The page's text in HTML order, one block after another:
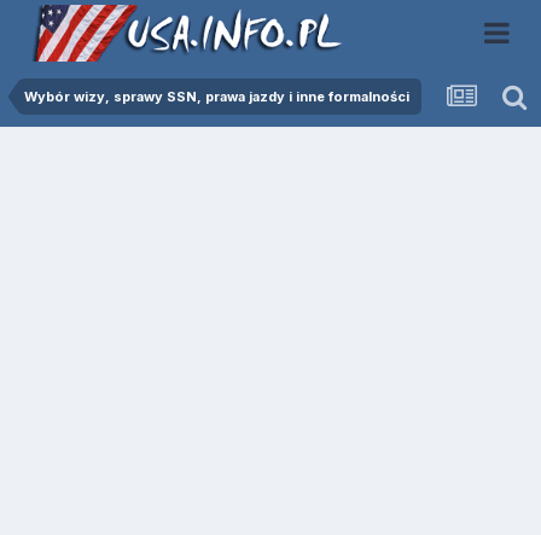
Wybór wizy, sprawy SSN, prawa jazdy i inne formalności